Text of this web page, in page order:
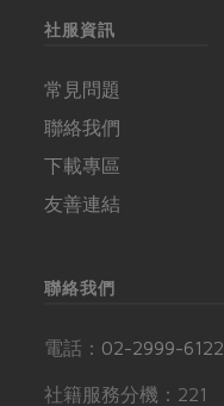
社服資訊
常見問題
聯絡我們
下載專區
友善連結
聯絡我們
電話： 02-2999-6122
社籍服務分機：221